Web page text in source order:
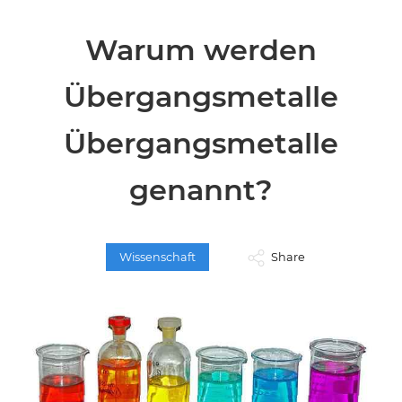
Warum werden
Übergangsmetalle
Übergangsmetalle
genannt?
Wissenschaft Share